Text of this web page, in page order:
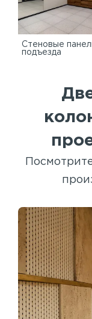
Стеновые
подъезда